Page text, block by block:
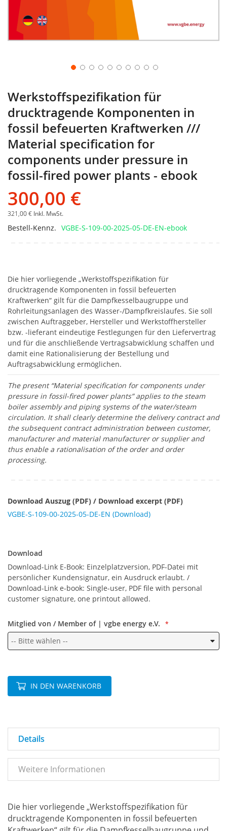
Werkstoffspezifikation für
drucktragende Komponenten in
fossil befeuerten Kraftwerken ///
Material specification for
components under pressure in
fossil-fired power plants - ebook
300,00 €
321,00 € Inkl. MwSt.
Bestell-Kennz. VGBE-S-109-00-2025-05-DE-EN-ebook
Die hier vorliegende „Werkstoffspezifikation für
drucktragende Komponenten in fossil befeuerten
Kraftwerken“ gilt für die Dampfkesselbaugruppe und
Rohrleitungsanlagen des Wasser-/Dampfkreislaufes. Sie soll
zwischen Auftraggeber, Hersteller und Werkstoffhersteller
bzw. -lieferant eindeutige Festlegungen für den Liefervertrag
und für die anschließende Vertragsabwicklung schaffen und
damit eine Rationalisierung der Bestellung und
Auftragsabwicklung ermöglichen.
The present “Material specification for components under
pressure in fossil-fired power plants” applies to the steam
boiler assembly and piping systems of the water/steam
circulation. It shall clearly determine the delivery contract and
the subsequent contract administration between customer,
manufacturer and material manufacturer or supplier and
thus enable a rationalisation of the order and order
processing.
Download Auszug (PDF) / Download excerpt (PDF)
VGBE-S-109-00-2025-05-DE-EN (Download)
Download
Download-Link E-Book: Einzelplatzversion, PDF-Datei mit
persönlicher Kundensignatur, ein Ausdruck erlaubt. /
Download-Link e-book: Single-user, PDF file with personal
customer signature, one printout allowed.
Mitglied von / Member of | vgbe energy e.V.
IN DEN WARENKORB
Details
Weitere Informationen
Die hier vorliegende „Werkstoffspezifikation für
drucktragende Komponenten in fossil befeuerten